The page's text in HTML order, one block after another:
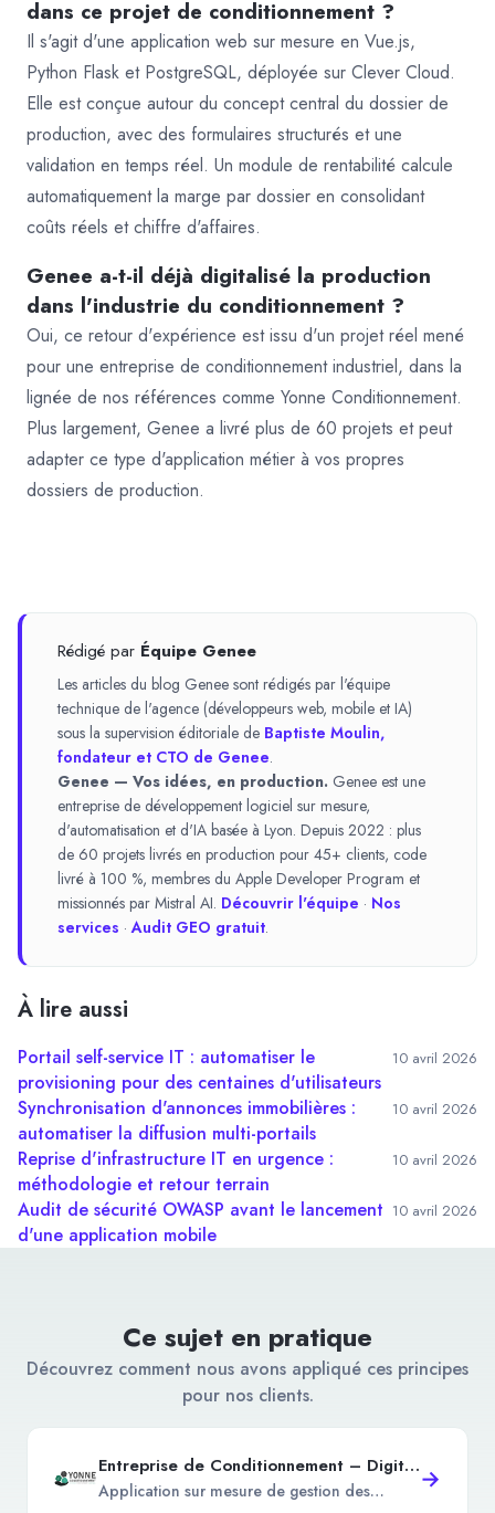
dans ce projet de conditionnement ?
Il s'agit d'une application web sur mesure en Vue.js,
Python Flask et PostgreSQL, déployée sur Clever Cloud.
Elle est conçue autour du concept central du dossier de
production, avec des formulaires structurés et une
validation en temps réel. Un module de rentabilité calcule
automatiquement la marge par dossier en consolidant
coûts réels et chiffre d'affaires.
Genee a-t-il déjà digitalisé la production
dans l'industrie du conditionnement ?
Oui, ce retour d'expérience est issu d'un projet réel mené
pour une entreprise de conditionnement industriel, dans la
lignée de nos références comme Yonne Conditionnement.
Plus largement, Genee a livré plus de 60 projets et peut
adapter ce type d'application métier à vos propres
dossiers de production.
Rédigé par Équipe Genee
Les articles du blog Genee sont rédigés par l'équipe
technique de l'agence (développeurs web, mobile et IA)
sous la supervision éditoriale de Baptiste Moulin,
fondateur et CTO de Genee.
Genee — Vos idées, en production. Genee est une
entreprise de développement logiciel sur mesure,
d'automatisation et d'IA basée à Lyon. Depuis 2022 : plus
de 60 projets livrés en production pour 45+ clients, code
livré à 100 %, membres du Apple Developer Program et
missionnés par Mistral AI. Découvrir l'équipe · Nos
services ·Audit GEO gratuit.
À lire aussi
Portail self-service IT : automatiser le
provisioning pour des centaines d'utilisateurs
10 avril 2026
Synchronisation d'annonces immobilières :
automatiser la diffusion multi-portails
10 avril 2026
Reprise d'infrastructure IT en urgence :
méthodologie et retour terrain
10 avril 2026
Audit de sécurité OWASP avant le lancement
d'une application mobile
10 avril 2026
Ce sujet en pratique
Découvrez comment nous avons appliqué ces principes
pour nos clients.
Entreprise de Conditionnement – Digitalisation de la gestion de production
Application sur mesure de gestion des
→